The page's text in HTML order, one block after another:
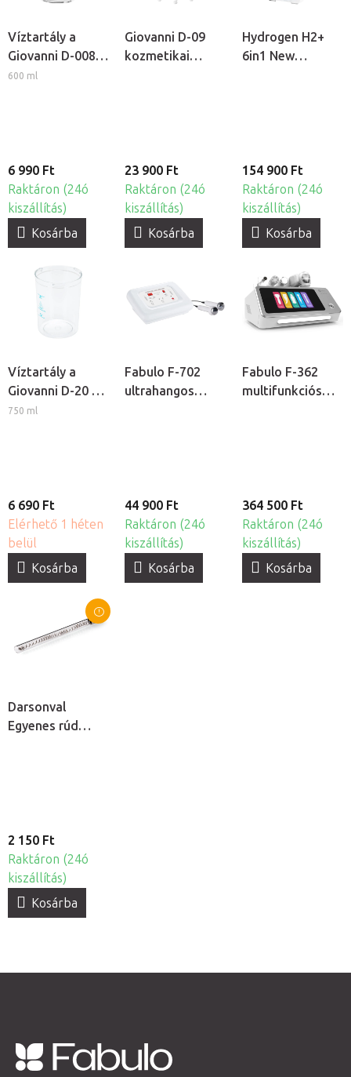
Víztartály a
Giovanni D-008
és D-09
600 ml
6 990 Ft
Raktáron (24ó
kiszállítás)
Kosárba
Giovanni D-09
kozmetikai
23 900 Ft
Raktáron (24ó
kiszállítás)
Kosárba
Hydrogen H2+
6in1 New
kezelésekhez
154 900 Ft
Raktáron (24ó
kiszállítás)
Kosárba
Víztartály a
Giovanni D-20 és
D-21 kozmetikai
750 ml
6 690 Ft
Elérhető 1 héten
belül
Kosárba
Fabulo F-702
ultrahangos
44 900 Ft
Raktáron (24ó
kiszállítás)
Kosárba
Fabulo F-362
multifunkciós
364 500 Ft
Raktáron (24ó
kiszállítás)
Kosárba
Darsonval
Egyenes rúd
2 150 Ft
Raktáron (24ó
kiszállítás)
Kosárba